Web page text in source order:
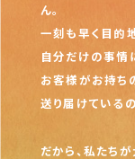
ん。
一刻も早く目的
自分だけの事情
お客様がお持ち
送り届けているの
だから、私たち